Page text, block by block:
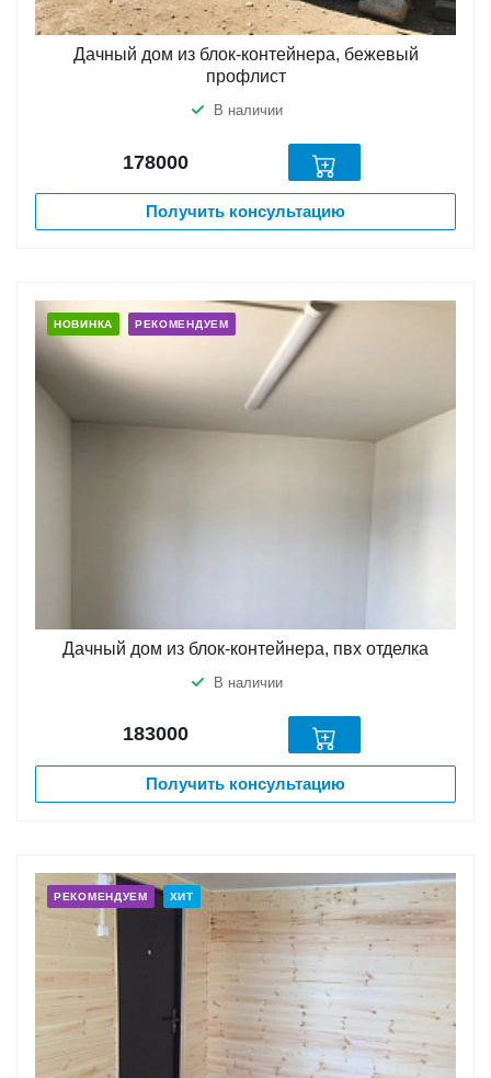
Дачный дом из блок-контейнера, бежевый
профлист
В наличии
178000
Получить консультацию
НОВИНКА РЕКОМЕНДУЕМ
Дачный дом из блок-контейнера, пвх отделка
В наличии
183000
Получить консультацию
РЕКОМЕНДУЕМ ХИТ